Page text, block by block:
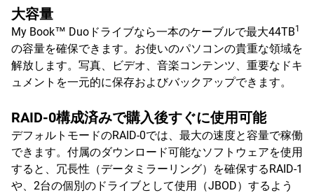
大容量
My Book™ Duoドライブなら一本のケーブルで最大44TB1
の容量を確保できます。お使いのパソコンの貴重な領域を
解放します。写真、ビデオ、音楽コンテンツ、重要なドキ
ュメントを一元的に保存およびバックアップできます。
RAID-0構成済みで購入後すぐに使用可能
デフォルトモードのRAID-0では、最大の速度と容量で稼働
できます。付属のダウンロード可能なソフトウェアを使用
すると、冗長性（データミラーリング）を確保するRAID-1
や、2台の個別のドライブとして使用（JBOD）するよう